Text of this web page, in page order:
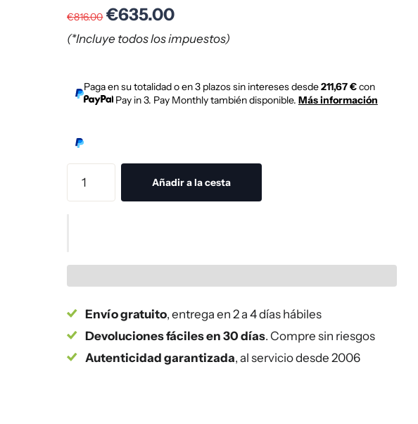
€816.00€635.00
(*Incluye todos los impuestos)
Paga en su totalidad o en 3 plazos sin intereses desde211,67 €con
Pay in 3. Pay Monthly también disponible. Más información
Añadir a la cesta
Envío gratuito, entrega en 2 a 4 días hábiles
Devoluciones fáciles en 30 días. Compre sin riesgos
Autenticidad garantizada, al servicio desde 2006